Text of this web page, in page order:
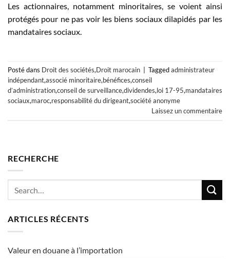
Les actionnaires, notamment minoritaires, se voient ainsi
protégés pour ne pas voir les biens sociaux dilapidés par les
mandataires sociaux.
Posté dans Droit des sociétés,Droit marocain Taggedadministrateur
indépendant,associé minoritaire,bénéfices,conseil
d’administration,conseil de surveillance,dividendes,loi 17-95,mandataires
sociaux,maroc,responsabilité du dirigeant,société anonyme
Laissez un commentaire
RECHERCHE
ARTICLES RÉCENTS
Valeur en douane à l’importation